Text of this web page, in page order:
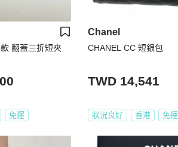
翻蓋三折短夾
免運
Chanel
CHANEL CC 短銀包
TWD 14,541
狀況良好 香港 免運